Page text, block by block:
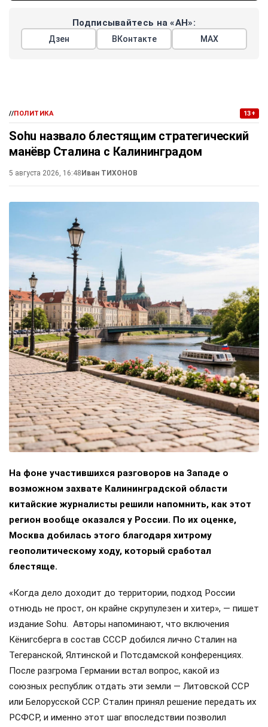
Подписывайтесь на «АН»:
Дзен ВКонтакте МАХ
//ПОЛИТИКА 13+
Sohu назвало блестящим стратегический
манёвр Сталина с Калининградом
5 августа 2026, 16:48Иван ТИХОНОВ
На фоне участившихся разговоров на Западе о
возможном захвате Калининградской области
китайские журналисты решили напомнить, как этот
регион вообще оказался у России. По их оценке,
Москва добилась этого благодаря хитрому
геополитическому ходу, который сработал
блестяще.
«Когда дело доходит до территории, подход России
отнюдь не прост, он крайне скрупулезен и хитер», — пишет
издание Sohu. Авторы напоминают, что включения
Кёнигсберга в состав СССР добился лично Сталин на
Тегеранской, Ялтинской и Потсдамской конференциях.
После разгрома Германии встал вопрос, какой из
союзных республик отдать эти земли — Литовской ССР
или Белорусской ССР. Сталин принял решение передать их
РСФСР, и именно этот шаг впоследствии позволил